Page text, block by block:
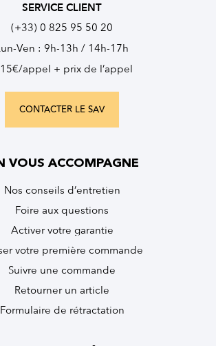
SERVICE CLIENT
(+33) 0 825 95 50 20
Ven : 9h-13h / 14h-17h
appel + prix de l’appel
CONTACTER LE SAV
VOUS ACCOMPAGNE
Nos conseils d’entretien
Foire aux questions
Activer votre garantie
votre première commande
Suivre une commande
Retourner un article
Formulaire de rétractation